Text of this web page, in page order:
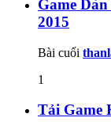
Game
2015
Bài cuối
1
Tải Game